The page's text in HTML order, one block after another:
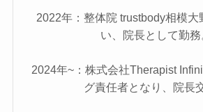
2022年：整体院 trustbody相模大
い、院長として勤務
2024年~：株式会社Therapist
グ責任者となり、院長